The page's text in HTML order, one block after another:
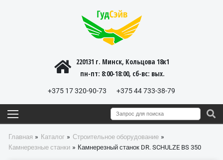
220131 г. Минск, Кольцова 18к1
пн-пт: 8:00-18:00, cб-вс: вых.
+375 44 733-38-79
+375 17 320-90-73
Главная » Каталог » Строительное оборудование »
Камнерезные станки » Камнерезный станок DR. SCHULZE BS 350